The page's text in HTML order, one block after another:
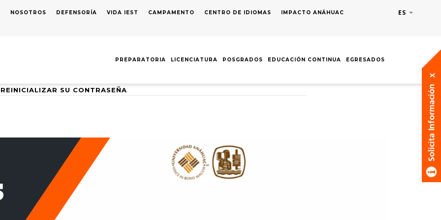
ES Lista
NOSOTROS DEFENSORÍA VIDA IEST CAMPAMENTO CENTRO DE IDIOMAS
IMPACTO ANÁHUAC
PREPARATORIA LICENCIATURA POSGRADOS EDUCACIÓN CONTINUA EGRESADOS
REINICIALIZAR SU CONTRASEÑA